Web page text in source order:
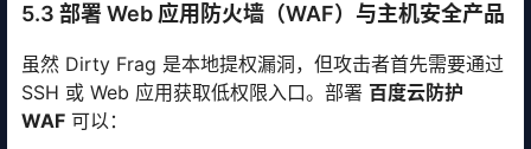
5.3 部署 Web 应用防火墙（WAF）与主机安全产品
虽然 Dirty Frag 是本地提权漏洞，但攻击者首先需要通过
SSH 或 Web 应用获取低权限入口。部署 百度云防护
WAF 可以：